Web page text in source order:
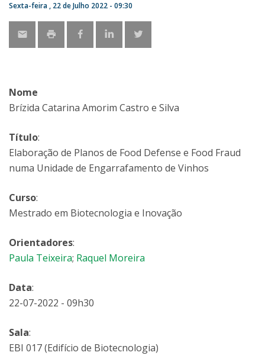
Sexta-feira , 22 de Julho 2022 - 09:30
Nome
Brízida Catarina Amorim Castro e Silva
Título:
Elaboração de Planos de Food Defense e Food Fraud
numa Unidade de Engarrafamento de Vinhos
Curso:
Mestrado em Biotecnologia e Inovação
Orientadores:
Paula Teixeira; Raquel Moreira
Data:
22-07-2022 - 09h30
Sala:
EBI 017 (Edifício de Biotecnologia)